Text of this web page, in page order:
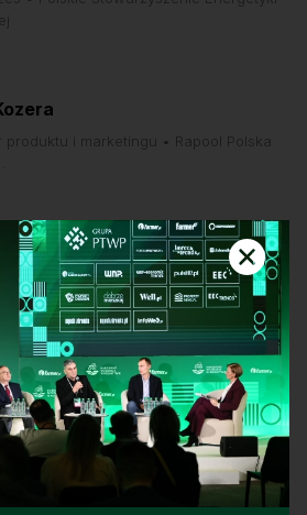
produktu i marketingu • Rapool Polska
Kozłowska
„Farmer”, farmer.pl
i rozwoju wsi • MINISTERSTWO
I ROZWOJU WSI